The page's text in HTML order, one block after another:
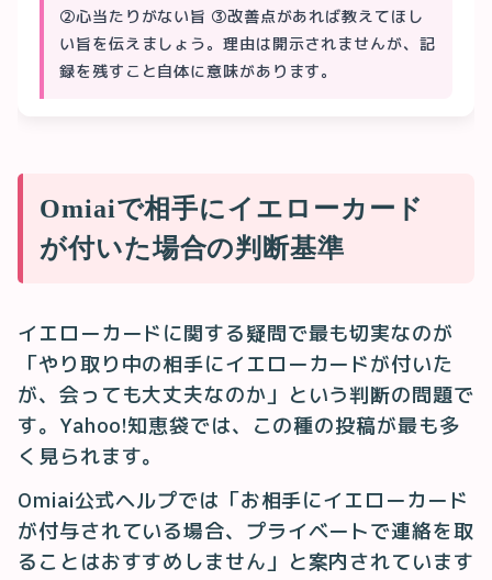
②心当たりがない旨 ③改善点があれば教えてほし
い旨を伝えましょう。理由は開示されませんが、記
録を残すこと自体に意味があります。
Omiaiで相手にイエローカード
が付いた場合の判断基準
イエローカードに関する疑問で最も切実なのが
「やり取り中の相手にイエローカードが付いた
が、会っても大丈夫なのか」という判断の問題で
す。Yahoo!知恵袋では、この種の投稿が最も多
く見られます。
Omiai公式ヘルプでは「お相手にイエローカード
が付与されている場合、プライベートで連絡を取
ることはおすすめしません」と案内されています